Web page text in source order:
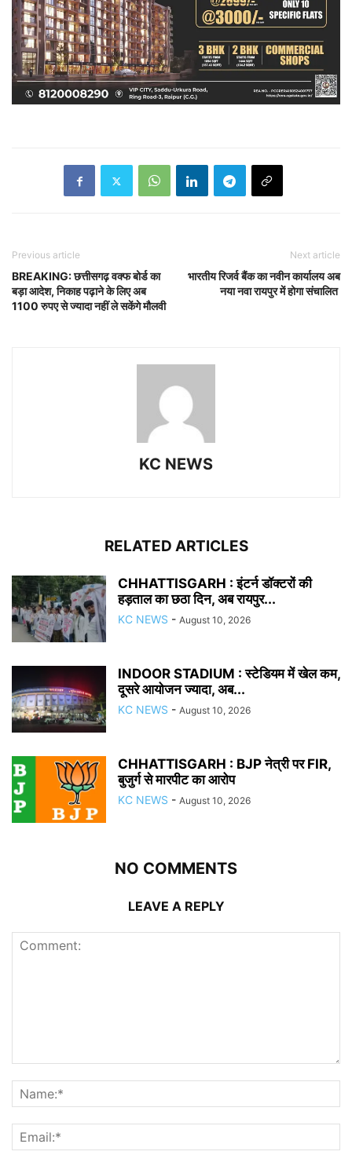
Previous article
BREAKING: छत्तीसगढ़ वक्फ बोर्ड का
बड़ा आदेश, निकाह पढ़ाने के लिए अब
1100 रुपए से ज्यादा नहीं ले सकेंगे मौलवी
Next article
भारतीय रिजर्व बैंक का नवीन कार्यालय अब
नया नवा रायपुर में होगा संचालित
KC NEWS
RELATED ARTICLES
CHHATTISGARH : इंटर्न डॉक्टरों की
हड़ताल का छठा दिन, अब रायपुर...
KC NEWS - August 10, 2026
INDOOR STADIUM : स्टेडियम में खेल कम,
दूसरे आयोजन ज्यादा, अब...
KC NEWS - August 10, 2026
CHHATTISGARH : BJP नेत्री पर FIR,
बुजुर्ग से मारपीट का आरोप
KC NEWS - August 10, 2026
NO COMMENTS
LEAVE A REPLY